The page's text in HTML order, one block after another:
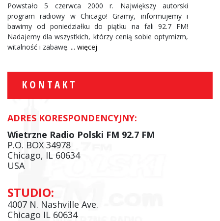
Powstało 5 czerwca 2000 r. Największy autorski
program radiowy w Chicago! Gramy, informujemy i
bawimy od poniedziałku do piątku na fali 92.7 FM!
Nadajemy dla wszystkich, którzy cenią sobie optymizm,
witalność i zabawę. ... więcej
KONTAKT
ADRES KORESPONDENCYJNY:
Wietrzne Radio Polski FM 92.7 FM
P.O. BOX 34978
Chicago, IL 60634
USA
STUDIO:
4007 N. Nashville Ave.
Chicago IL 60634